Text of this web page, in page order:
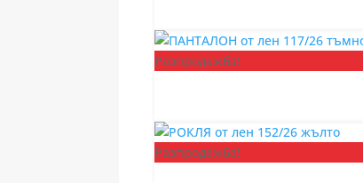
Разпродажба!
Разпродажба!